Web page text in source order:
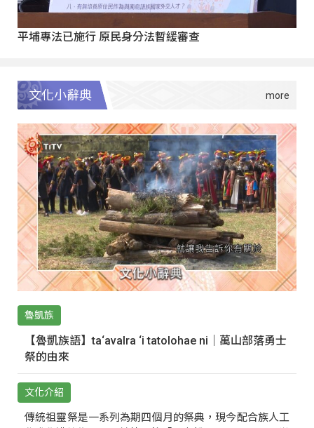
平埔專法已施行 原民身分法暫緩審查
文化小辭典
魯凱族
【魯凱族語】ta‘avalra ‘i tatolohae ni｜萬山部落勇士
祭的由來
文化介紹
傳統祖靈祭是一系列為期四個月的祭典，現今配合族人工